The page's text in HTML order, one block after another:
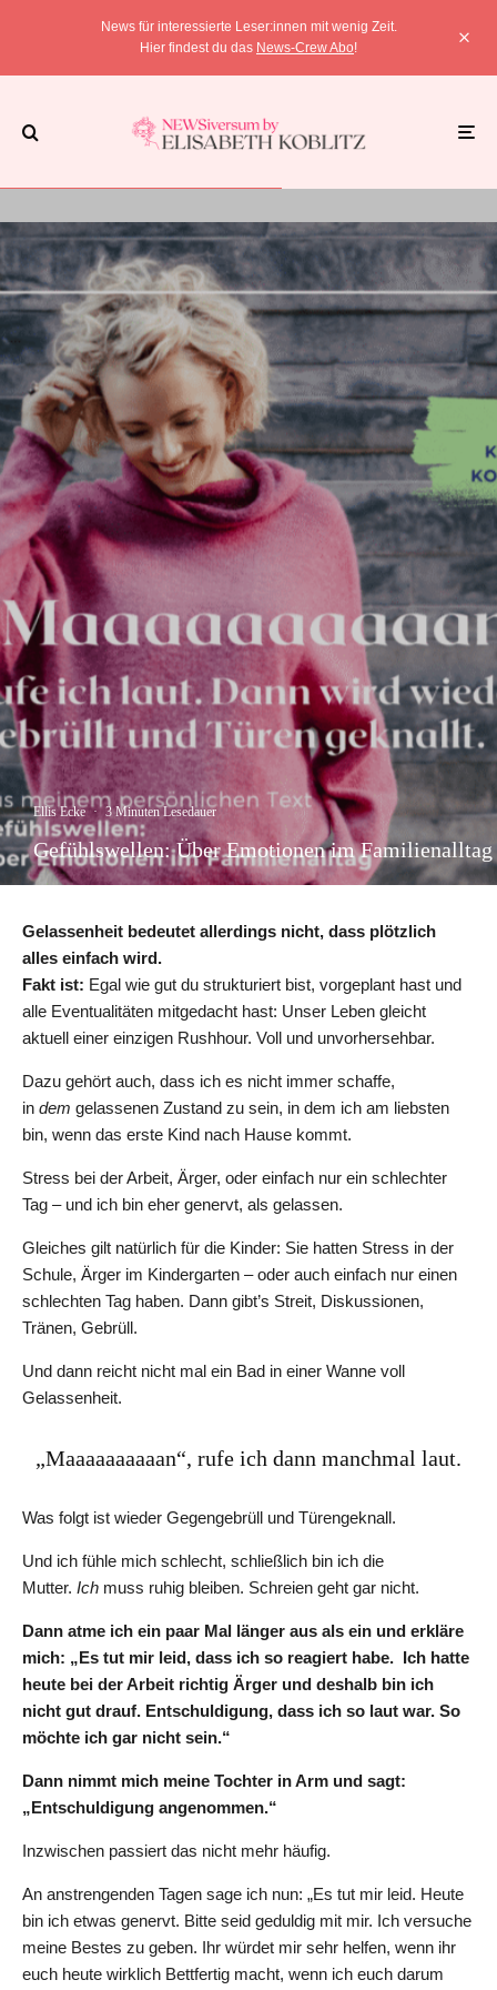
News für interessierte Leser:innen mit wenig Zeit.
Hier findest du das News-Crew Abo!
Ellis Ecke · 3 Minuten Lesedauer
Gefühlswellen: Über Emotionen im Familienalltag
Gelassenheit bedeutet allerdings nicht, dass plötzlich
alles einfach wird.
Fakt ist: Egal wie gut du strukturiert bist, vorgeplant hast und
alle Eventualitäten mitgedacht hast: Unser Leben gleicht
aktuell einer einzigen Rushhour. Voll und unvorhersehbar.
Dazu gehört auch, dass ich es nicht immer schaffe,
in dem gelassenen Zustand zu sein, in dem ich am liebsten
bin, wenn das erste Kind nach Hause kommt.
Stress bei der Arbeit, Ärger, oder einfach nur ein schlechter
Tag – und ich bin eher genervt, als gelassen.
Gleiches gilt natürlich für die Kinder: Sie hatten Stress in der
Schule, Ärger im Kindergarten – oder auch einfach nur einen
schlechten Tag haben. Dann gibt’s Streit, Diskussionen,
Tränen, Gebrüll.
Und dann reicht nicht mal ein Bad in einer Wanne voll
Gelassenheit.
„Maaaaaaaaaan“, rufe ich dann manchmal laut.
Was folgt ist wieder Gegengebrüll und Türengeknall.
Und ich fühle mich schlecht, schließlich bin ich die
Mutter. Ich muss ruhig bleiben. Schreien geht gar nicht.
Dann atme ich ein paar Mal länger aus als ein und erkläre
mich: „Es tut mir leid, dass ich so reagiert habe. Ich hatte
heute bei der Arbeit richtig Ärger und deshalb bin ich
nicht gut drauf. Entschuldigung, dass ich so laut war. So
möchte ich gar nicht sein.“
Dann nimmt mich meine Tochter in Arm und sagt:
„Entschuldigung angenommen.“
Inzwischen passiert das nicht mehr häufig.
An anstrengenden Tagen sage ich nun: „Es tut mir leid. Heute
bin ich etwas genervt. Bitte seid geduldig mit mir. Ich versuche
meine Bestes zu geben. Ihr würdet mir sehr helfen, wenn ihr
euch heute wirklich Bettfertig macht, wenn ich euch darum